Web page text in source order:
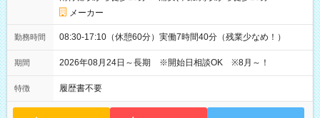
メーカー
勤務時間 08:30-17:10（休憩60分）実働7時間40分（残業少なめ！）
期間 2026年08月24日～長期 ※開始日相談OK ※8月～！
特徴 履歴書不要